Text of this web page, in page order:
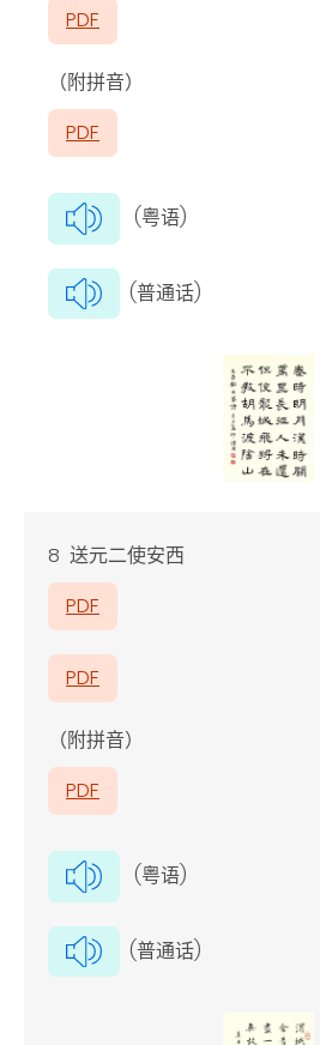
PDF
（附拼音）
PDF
(粤语)
(普通话)
8 送元二使安西
PDF
PDF
（附拼音）
PDF
(粤语)
(普通话)